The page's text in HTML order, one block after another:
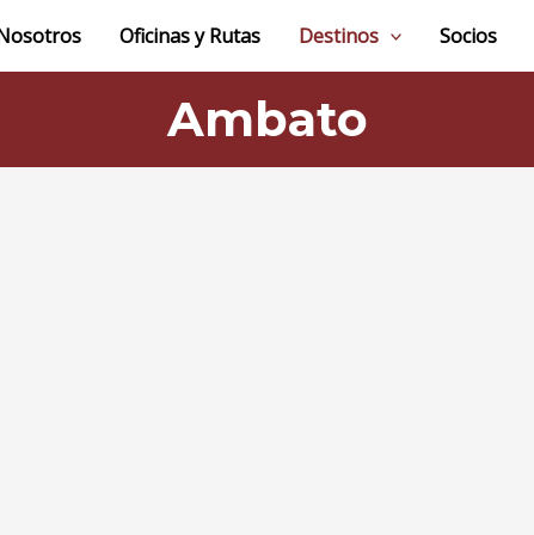
Oficinas y Rutas Destinos Socios
Ambato